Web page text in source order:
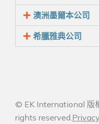
澳洲墨爾本公司
希臘雅典公司
© EK International 版
rights reserved.